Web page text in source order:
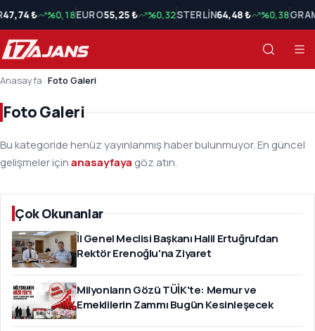
47,74 ₺ %0,18EURO55,25 ₺ %0,32STERLİN64,48 ₺ %0,38
Anasayfa Foto Galeri
Foto Galeri
Bu kategoride henüz yayınlanmış haber bulunmuyor. En güncel
gelişmeler içinanasayfaya göz atın.
Çok Okunanlar
İl Genel Meclisi Başkanı Halil Ertuğrul'dan
Rektör Erenoğlu'na Ziyaret
Milyonların Gözü TÜİK'te: Memur ve
Emeklilerin Zammı Bugün Kesinleşecek